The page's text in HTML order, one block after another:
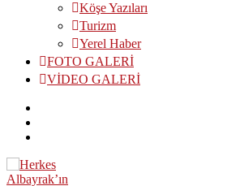
Köşe Yazıları
Turizm
Yerel Haber
FOTO GALERİ
VİDEO GALERİ